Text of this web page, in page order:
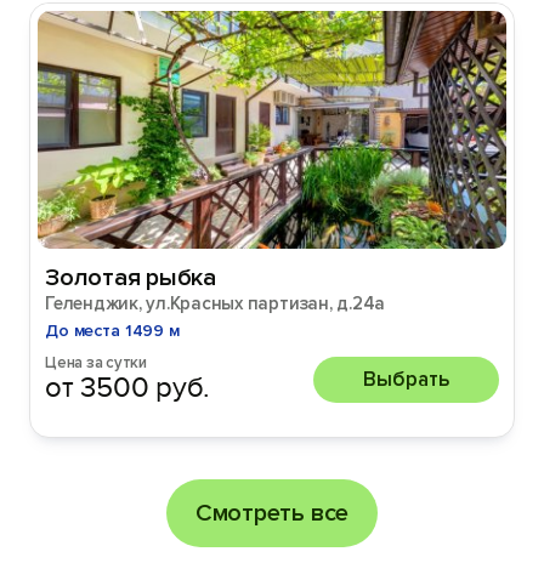
Золотая рыбка
Геленджик, ул.Красных партизан, д.24а
До места 1499 м
Цена за сутки
от 3500 руб. Выбрать
Смотреть все